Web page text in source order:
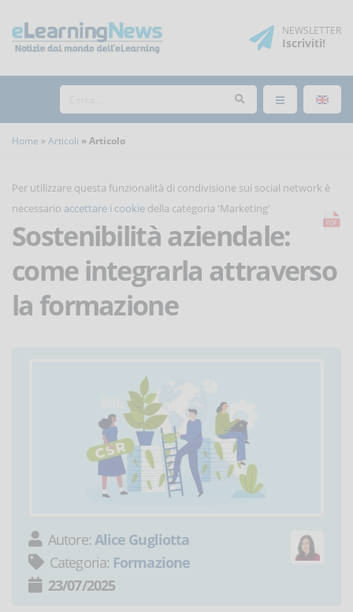
NEWSLETTER
Iscriviti!
Home Articoli Articolo
Per utilizzare questa funzionalità di condivisione sui social network è
necessario accettare i cookie della categoria 'Marketing'
Sostenibilità aziendale:
come integrarla attraverso
la formazione
Autore: Alice Gugliotta
Categoria: Formazione
23/07/2025